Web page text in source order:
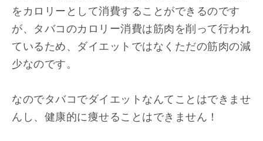
をカロリーとして消費することができるのです
が、タバコのカロリー消費は筋肉を削って行われ
ているため、ダイエットではなくただの筋肉の減
少なのです。
なのでタバコでダイエットなんてことはできませ
んし、健康的に痩せることはできません！